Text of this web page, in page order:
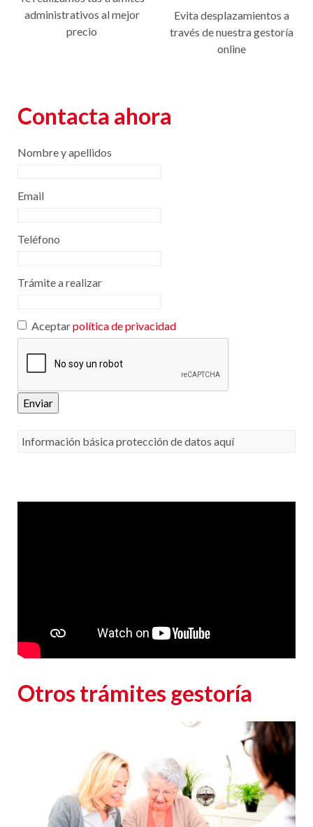
administrativos al mejor
precio
Evita desplazamientos a
través de nuestra gestoría
online
Contacta ahora
Nombre y apellidos
Email
Teléfono
Trámite a realizar
Aceptarpolítica de privacidad
Enviar
Información básica protección de datos aquí
Otros trámites gestoría